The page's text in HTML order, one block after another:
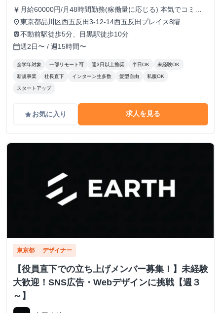
currency_yen 月給60000円/月48時間勤務(稼働量に応じる) 本気でコミッ
トすれば、学生でも圧倒的な実績と報酬を得られる環境で
す！
place東京都品川区西五反田3-12-14西五反田プレイス8階
train不動前駅徒歩5分、目黒駅徒歩10分
calendar_today週2日〜 / 週15時間〜
全学年対象 一部リモート可 週3日以上推奨 半日OK 未経験OK
新規事業 社長直下 インターン生多数 髪型自由 私服OK
スタートアップ
gradeお気に入り 求人を見る
東京都 デザイナー
【役員直下での立ち上げメンバー募集！】未経験
大歓迎！SNS広告・Webデザインに挑戦【週３
～】